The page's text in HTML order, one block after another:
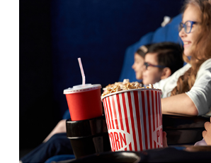
LIBRAIRIE DE L'ESCALIER
41 RUE SAINT-ASPAIS
77000
MELUN
ITINÉRAIRE